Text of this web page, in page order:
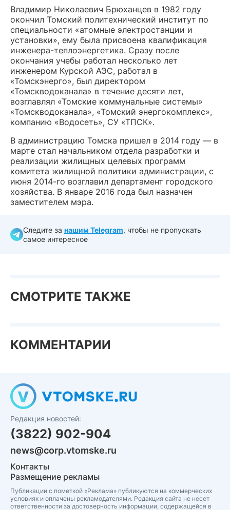
Владимир Николаевич Брюханцев в 1982 году
окончил Томский политехнический институт по
специальности «атомные электростанции и
установки», ему была присвоена квалификация
инженера-теплоэнергетика. Сразу после
окончания учебы работал несколько лет
инженером Курской АЭС, работал в
«Томскэнерго», был директором
«Томскводоканала» в течение десяти лет,
возглавлял «Томские коммунальные системы»
«Томскводоканала», «Томский энергокомплекс»,
компанию «Водосеть», СУ «ТПСК».
В администрацию Томска пришел в 2014 году — в
марте стал начальником отдела разработки и
реализации жилищных целевых программ
комитета жилищной политики администрации, с
июня 2014-го возглавил департамент городского
хозяйства. В январе 2016 года был назначен
заместителем мэра.
Следите за нашим Telegram, чтобы не пропускать
самое интересное
СМОТРИТЕ ТАКЖЕ
КОММЕНТАРИИ
Редакция новостей:
(3822) 902-904
news@corp.vtomske.ru
Контакты
Размещение рекламы
Публикации с пометкой «Реклама» публикуются на коммерческих
условиях и оплачены рекламодателями. Редакция сайта не несет
ответственности за достоверность информации, содержащейся в